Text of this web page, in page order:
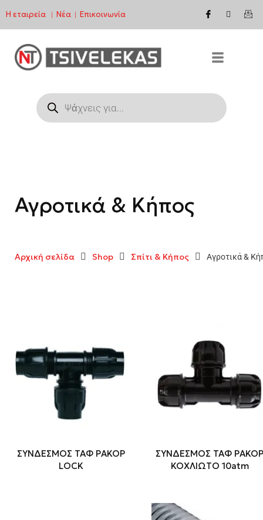
Μεταπηδήστε
στο
περιεχόμενο
Η εταιρεία | Νέα | Επικοινωνία
Αγροτικά & Κήπος
Αρχική σελίδα Shop Σπίτι & Κήπος Αγροτικά &
ΣΥΝΔΕΣΜΟΣ ΤΑΦ ΡΑΚΟΡ
LOCK
ΣΥΝΔΕΣΜΟΣ ΤΑΦ
ΚΟΧΛΙΩΤΟ 10atm